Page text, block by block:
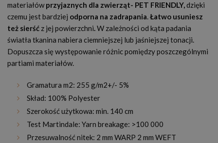
materiałówprzyjaznych dla zwierząt- PET FRIENDLY,dzięki
czemu jest bardziej odporna na zadrapania.Łatwo usuniesz
też sierść z jej powierzchni.W zależności od kąta padania
światła tkanina nabiera ciemniejszej lub jaśniejszej tonacji.
Dopuszcza się występowanie różnic pomiędzy poszczególnymi
partiami materiałów.
Gramatura m2: 255 g/m2+/- 5%
Skład: 100% Polyester
Szerokość użytkowa: min. 140 cm
Test Martindale: Yarn breakage: >100 000
Przesuwalność nitek: 2 mm WARP 2 mm WEFT